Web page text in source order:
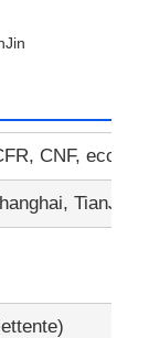
CNF, ecc.
TianJin